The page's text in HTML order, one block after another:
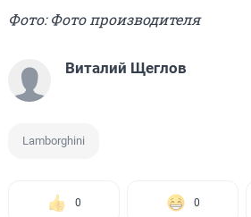
Фото: Фото производителя
Виталий Щеглов
Lamborghini
0 0